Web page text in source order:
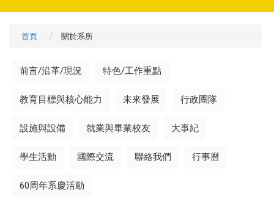
首頁 關於系所
前言/沿革/現況 特色/工作重點
教育目標與核心能力 未來發展 行政團隊
設施與設備 就業與畢業校友 大事紀
學生活動 國際交流 聯絡我們 行事曆
60周年系慶活動